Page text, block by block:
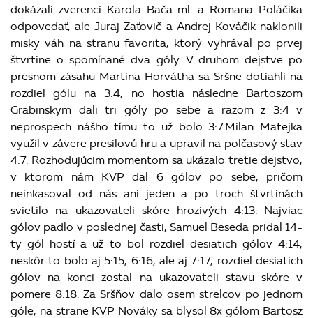
dokázali zverenci Karola Bača ml. a Romana Poláčika
odpovedať, ale Juraj Zaťovič a Andrej Kováčik naklonili
misky váh na stranu favorita, ktorý vyhrával po prvej
štvrtine o spomínané dva góly. V druhom dejstve po
presnom zásahu Martina Horvátha sa Sršne dotiahli na
rozdiel gólu na 3:4, no hostia následne Bartoszom
Grabinskym dali tri góly po sebe a razom z 3:4 v
neprospech nášho tímu to už bolo 3:7.Milan Matejka
využil v závere presilovú hru a upravil na polčasový stav
4:7. Rozhodujúcim momentom sa ukázalo tretie dejstvo,
v ktorom nám KVP dal 6 gólov po sebe, pričom
neinkasoval od nás ani jeden a po troch štvrtinách
svietilo na ukazovateli skóre hrozivých 4:13. Najviac
gólov padlo v poslednej časti, Samuel Beseda pridal 14-
ty gól hostí a už to bol rozdiel desiatich gólov 4:14,
neskôr to bolo aj 5:15, 6:16, ale aj 7:17, rozdiel desiatich
gólov na konci zostal na ukazovateli stavu skóre v
pomere 8:18. Za Sršňov dalo osem strelcov po jednom
góle, na strane KVP Nováky sa blysol 8x gólom Bartosz